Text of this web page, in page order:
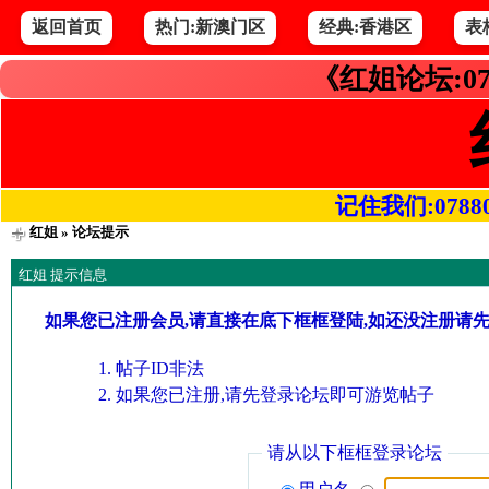
返回首页 热门:新澳门区 经典:香港区 表
《红姐论坛
记住我们
红姐» 论坛提示
红姐 提示信息
如果您已注册会员,请直接在底下框框登陆,如还没注册请
帖子ID非法
如果您已注册,请先登录论坛即可游览帖子
请从以下框框登录论坛